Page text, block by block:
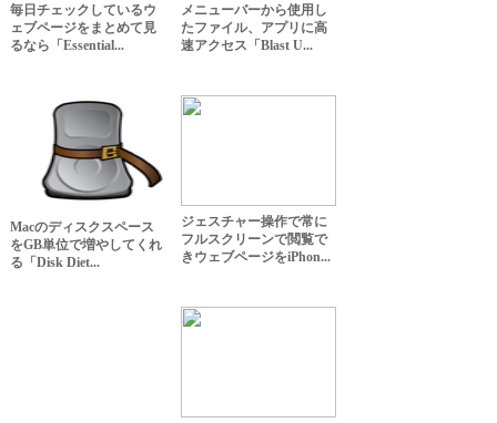
毎日チェックしているウ
ェブページをまとめて見
るなら「Essential...
メニューバーから使用し
たファイル、アプリに高
速アクセス「Blast U...
Macのディスクスペース
をGB単位で増やしてくれ
る「Disk Diet...
ジェスチャー操作で常に
フルスクリーンで閲覧で
きウェブページをiPhon...